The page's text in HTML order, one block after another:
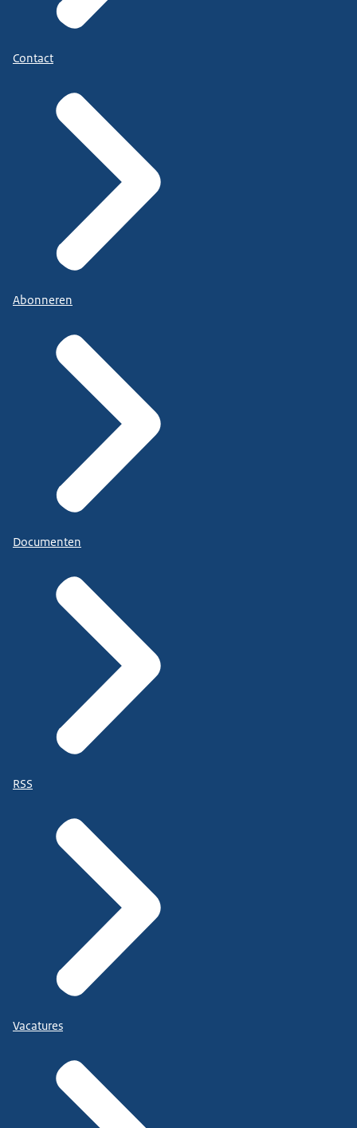
Contact
Abonneren
Documenten
RSS
Vacatures